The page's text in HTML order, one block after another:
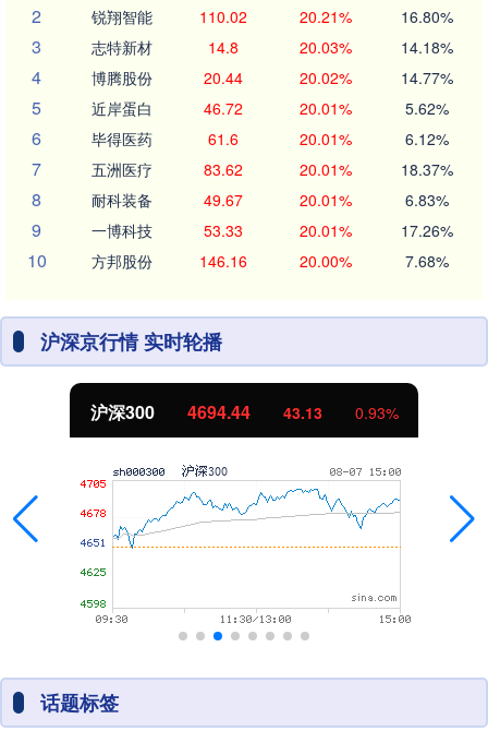
2 锐翔智能 110.02 20.21% 16.80%
3 志特新材 14.8 20.03% 14.18%
4 博腾股份 20.44 20.02% 14.77%
5 近岸蛋白 46.72 20.01% 5.62%
6 毕得医药 61.6 20.01% 6.12%
7 五洲医疗 83.62 20.01% 18.37%
8 耐科装备 49.67 20.01% 6.83%
9 一博科技 53.33 20.01% 17.26%
10 方邦股份 146.16 20.00% 7.68%
沪深京行情 实时轮播
沪深300 4694.44 43.13 0.93%
话题标签